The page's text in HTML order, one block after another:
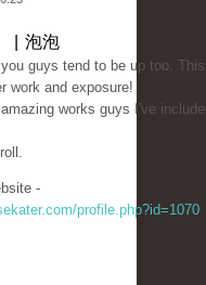
| 泡泡
you guys tend to be up too. This
work and exposure!
works guys I've
-
profile.php?id=1070